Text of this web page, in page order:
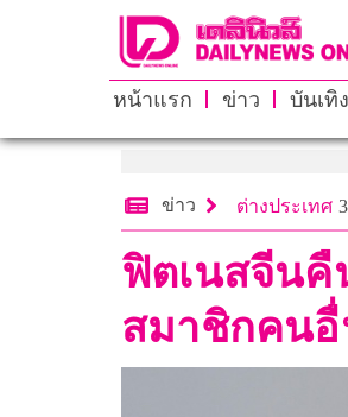
หน้าแรก ข่าว บันเทิง
ข่าว ต่างประเทศ
ฟิตเนสจีนคื
สมาชิกคน